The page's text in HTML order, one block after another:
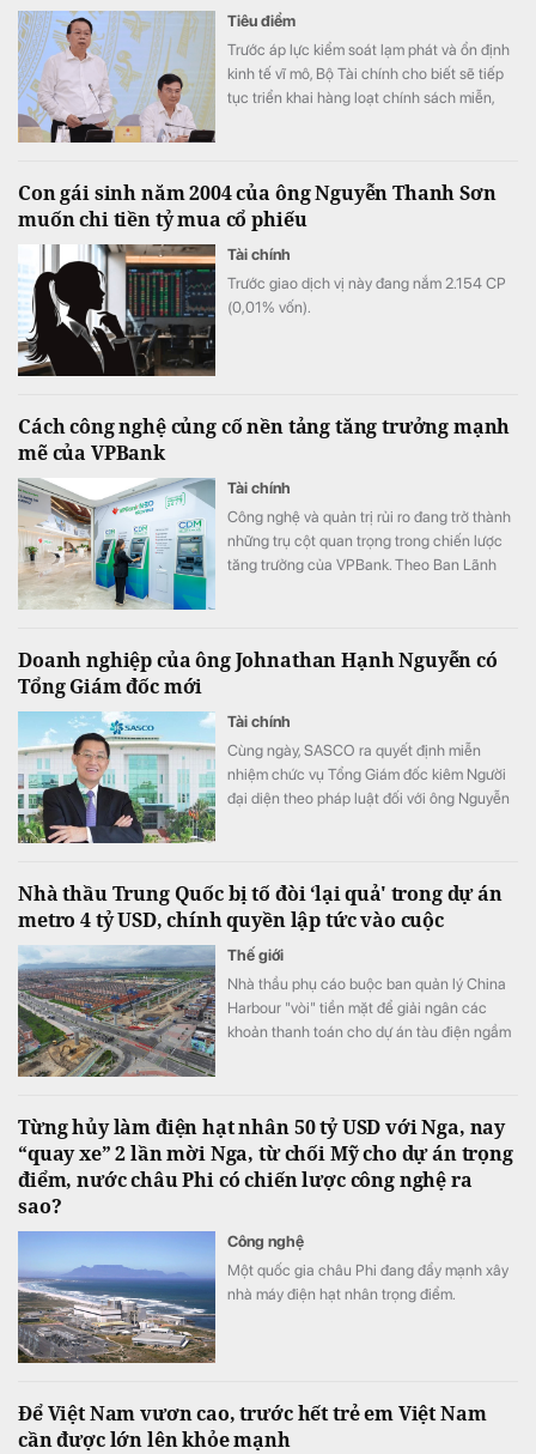
Tiêu điểm
Trước áp lực kiểm soát lạm phát và ổn định
kinh tế vĩ mô, Bộ Tài chính cho biết sẽ tiếp
tục triển khai hàng loạt chính sách miễn,
chủ động ứng phó nếu thị trường xuất hiện
những biến động phức tạp.
Con gái sinh năm 2004 của ông Nguyễn Thanh Sơn
muốn chi tiền tỷ mua cổ phiếu
Tài chính
Trước giao dịch vị này đang nắm 2.154 СР
(0,01% vốn).
Cách công nghệ củng cố nền tảng tăng trưởng mạnh
mẽ của VPBank
Tài chính
Công nghệ và quản trị rủi ro đang trở thành
những trụ cột quan trọng trong chiến lược
tăng trưởng của VPBank. Theo Ban Lãnh
nhưng vẫn duy trì chất lượng.
Doanh nghiệp của ông Johnathan Hạnh Nguyễn có
Tổng Giám đốc mới
Tài chính
Cùng ngày, SASCO ra quyết định miễn
nhiệm chức vụ Tổng Giám đốc kiêm Người
đại diện theo pháp luật đối với ông Nguyễn
Nhà thầu Trung Quốc bị tố đòi ‘lại quả' trong dự án
metro 4 tỷ USD, chính quyền lập tức vào cuộc
Thế giới
Nhà thầu phụ cáo buộc ban quản lý China
Harbour "vòi" tiền mặt để giải ngân các
khoản thanh toán cho dự án tàu điện ngầm
Từng hủy làm điện hạt nhân 50 tỷ USD với Nga, nay
“quay xe” 2 lần mời Nga, từ chối Mỹ cho dự án trọng
điểm, nước châu Phi có chiến lược công nghệ ra
sao?
Công nghệ
Một quốc gia châu Phi đang đẩy mạnh xây
nhà máy điện hạt nhân trọng điểm.
Để Việt Nam vươn cao, trước hết trẻ em Việt Nam
cần được lớn lên khỏe mạnh